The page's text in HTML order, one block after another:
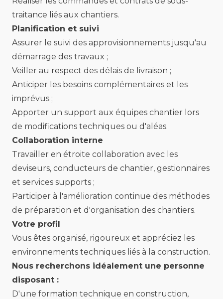
traitance liés aux chantiers.
Planification et suivi
Assurer le suivi des approvisionnements jusqu'au
démarrage des travaux ;
Veiller au respect des délais de livraison ;
Anticiper les besoins complémentaires et les
imprévus ;
Apporter un support aux équipes chantier lors
de modifications techniques ou d'aléas.
Collaboration interne
Travailler en étroite collaboration avec les
deviseurs, conducteurs de chantier, gestionnaires
et services supports ;
Participer à l'amélioration continue des méthodes
de préparation et d'organisation des chantiers.
Votre profil
Vous êtes organisé, rigoureux et appréciez les
environnements techniques liés à la construction.
Nous recherchons idéalement une personne
disposant :
D'une formation technique en construction,